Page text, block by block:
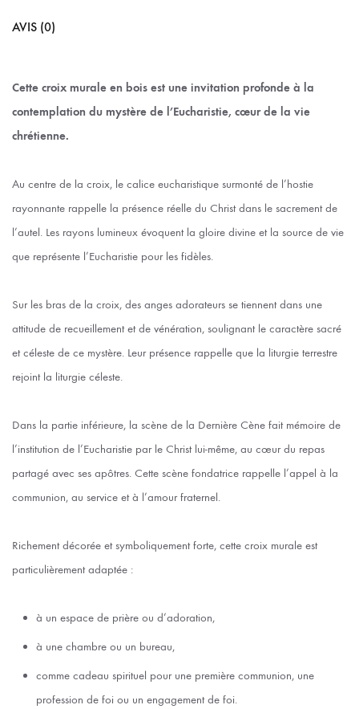
AVIS (0)
Cette croix murale en bois est une invitation profonde à la
contemplation du mystère de l’Eucharistie, cœur de la vie
chrétienne.
Au centre de la croix, le calice eucharistique surmonté de l’hostie
rayonnante rappelle la présence réelle du Christ dans le sacrement de
l’autel. Les rayons lumineux évoquent la gloire divine et la source de vie
que représente l’Eucharistie pour les fidèles.
Sur les bras de la croix, des anges adorateurs se tiennent dans une
attitude de recueillement et de vénération, soulignant le caractère sacré
et céleste de ce mystère. Leur présence rappelle que la liturgie terrestre
rejoint la liturgie céleste.
Dans la partie inférieure, la scène de la Dernière Cène fait mémoire de
l’institution de l’Eucharistie par le Christ lui-même, au cœur du repas
partagé avec ses apôtres. Cette scène fondatrice rappelle l’appel à la
communion, au service et à l’amour fraternel.
Richement décorée et symboliquement forte, cette croix murale est
particulièrement adaptée :
à un espace de prière ou d’adoration,
à une chambre ou un bureau,
comme cadeau spirituel pour une première communion, une
profession de foi ou un engagement de foi.